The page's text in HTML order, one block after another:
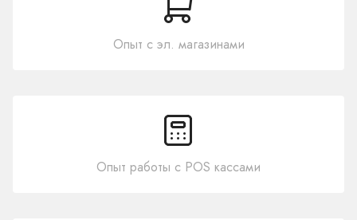
Опыт с эл. магазинами
Опыт работы с POS кассами